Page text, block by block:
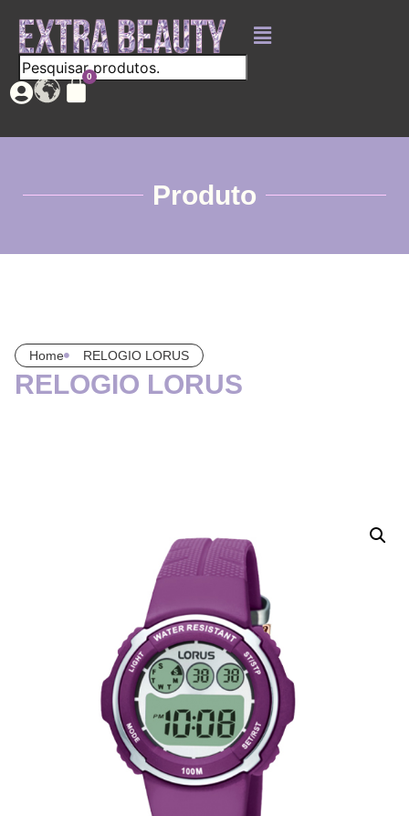
Produto
Home RELOGIO LORUS
RELOGIO LORUS